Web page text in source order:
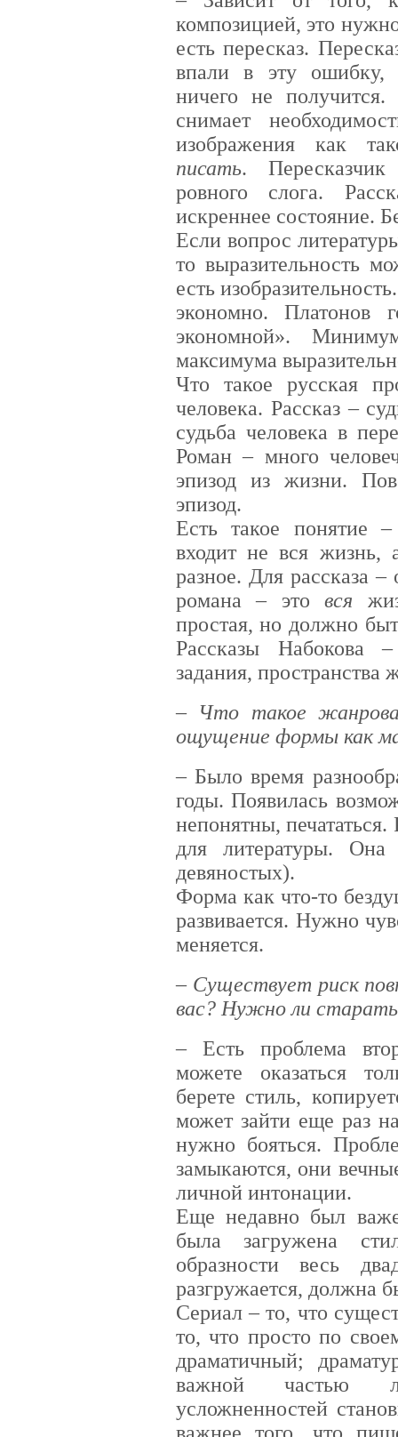
композицией, это
есть пересказ.
впали в эту ошибку,
ничего не получится.
снимает
изображения как
писать.
ровного слога.
искреннее состояние.
Если вопрос
то выразительность
есть
экономно. Платонов
экономной».
максимума
Что такое русская
человека. Рассказ –
судьба человека в
Роман – много
эпизод из жизни.
эпизод.
Есть такое понятие
входит не вся
разное. Для рассказа
романа – этовся
простая, но должно
Рассказы Набокова
задания, пространства
– Что такое
ощущение формы как
– Было время
годы. Появилась
непонятны, печататься.
для литературы.
девяностых).
Форма как что-то
развивается. Нужно
меняется.
– Существует риск
вас? Нужно ли
– Есть проблема
можете оказаться
берете стиль,
может зайти еще раз
нужно бояться.
замыкаются, они
личной интонации.
Еще недавно был
была загружена
образности весь
разгружается, должна
Сериал – то, что
то, что просто по
драматичный;
важной частью
усложненностей
важнее того, что